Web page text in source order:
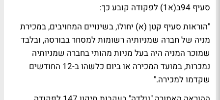
סעיף 94ב(א1) לפקודה קובע כך:
"הוראות סעיף קטן (א) יחולו, בשינויים המחויבים, במכירת
מניה של חברה שמניותיה רשומות למסחר בבורסה, ובלבד
שמוכר המניה היה בעל מניות מהותי בחברה שמניותיה
נמכרות, במועד המכירה או ביום כלשהו ב-12 החודשים
שקדמו למכירה."